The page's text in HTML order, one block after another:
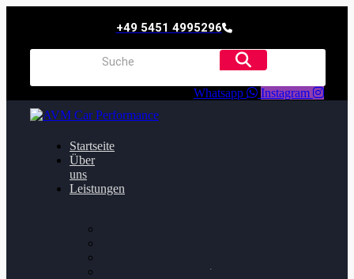
+49 5451 4995296
Whatsapp Instagram
Startseite
Über
uns
Leistungen
Getriebeoptimierung